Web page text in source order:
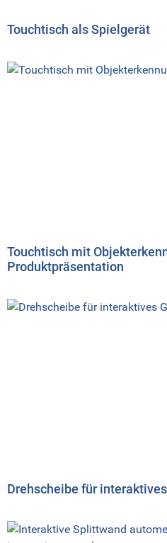
Touchtisch als Spielgerät
Touchtisch mit
Produktpräsentation
Drehscheibe für